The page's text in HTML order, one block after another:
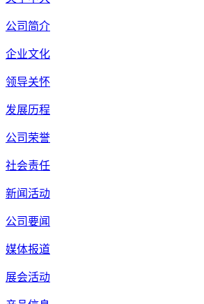
公司简介
企业文化
领导关怀
发展历程
公司荣誉
社会责任
新闻活动
公司要闻
媒体报道
展会活动